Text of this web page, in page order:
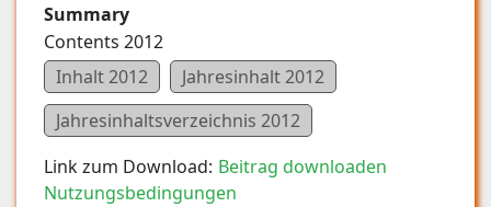
Summary
Contents 2012
Inhalt 2012
Jahresinhalt 2012
Jahresinhaltsverzeichnis 2012
Link zum Download: Beitrag downloaden
Nutzungsbedingungen